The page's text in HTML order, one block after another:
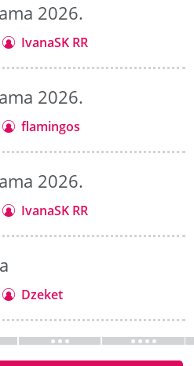
2026.
IvanaSK RR
2026.
flamingos
2026.
IvanaSK RR
Dzeket